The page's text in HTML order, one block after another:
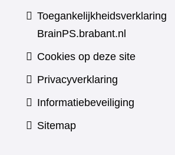
Toegankelijkheidsverklaring
BrainPS.brabant.nl
Cookies op deze site
Privacyverklaring
Informatiebeveiliging
Sitemap